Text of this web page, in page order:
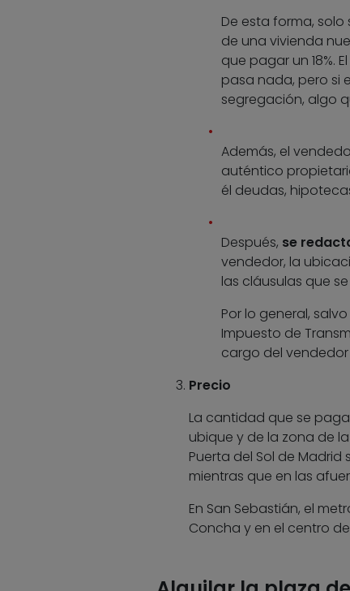
De esta forma,
de una vivienda
que pagar un 18%.
pasa nada, pero si
segregación, algo
Además, el
auténtico
él deudas,
Después, se
vendedor, la
las cláusulas que
Por lo general,
Impuesto de
cargo del
Precio
La cantidad que se
ubique y de la zona de
Puerta del Sol de
mientras que en las
En San Sebastián, el
Concha y en el centro